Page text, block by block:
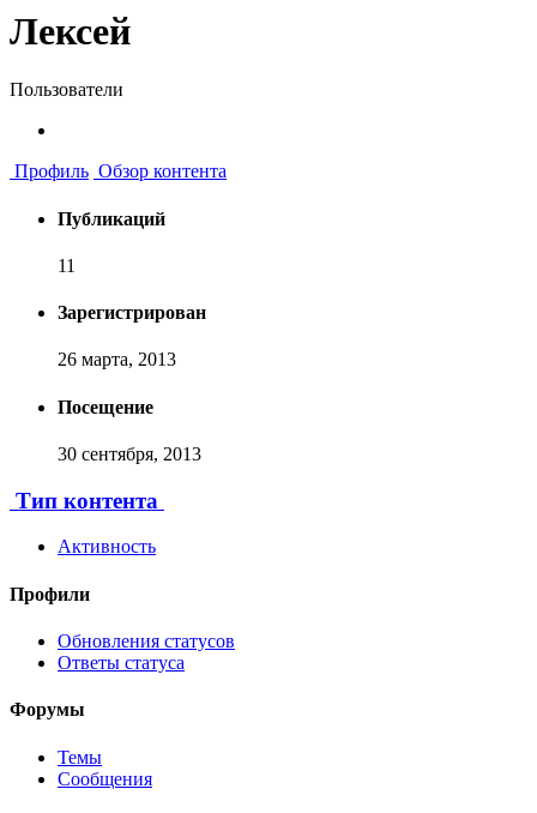
Лексей
Пользователи
Профиль Обзор контента
Публикаций
11
Зарегистрирован
26 марта, 2013
Посещение
30 сентября, 2013
Тип контента
Активность
Профили
Обновления статусов
Ответы статуса
Форумы
Темы
Сообщения